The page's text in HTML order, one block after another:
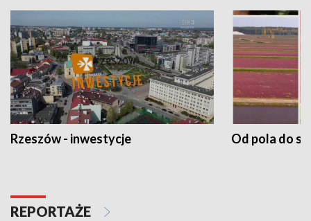
Rzeszów - inwestycje Od pola do
REPORTAŻE